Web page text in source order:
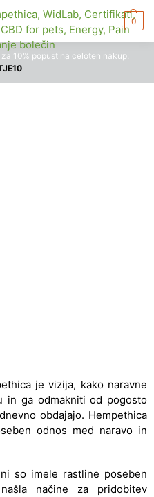
0
10% popust na celoten nakup:
je vizija, kako naravne
in ga odmakniti od pogosto
obdajajo. Hempethica
odnos med naravo in
so imele rastline poseben
načine za pridobitev